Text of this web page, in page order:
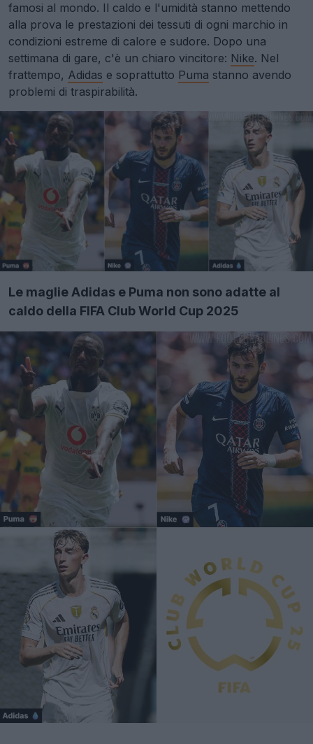
famosi al mondo. Il caldo e l'umidità stanno mettendo
alla prova le prestazioni dei tessuti di ogni marchio in
condizioni estreme di calore e sudore. Dopo una
settimana di gare, c'è un chiaro vincitore: Nike. Nel
frattempo, Adidas e soprattutto Puma stanno avendo
problemi di traspirabilità.
Le maglie Adidas e Puma non sono adatte al
caldo della FIFA Club World Cup 2025